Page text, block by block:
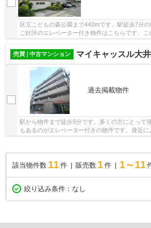
区立こどもの森公園まで440mです。駅徒歩7分
ご好評のエレベーター付き物件はこちらです。
売買 | 中古マンション
マイキャッスル大
過去掲載物件
駅から物件まで徒歩9分です。多くの方にとって
もあるのがエレベーター付きの物件です。身近
る中古マンションです。不動産のご購入を検討...
該当物件数 11件 販売数 1 件 1～11
絞り込み条件： なし